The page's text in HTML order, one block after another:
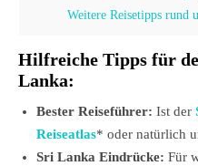
Weitere Reisetipps rund
Hilfreiche Tipps für
Lanka:
Bester Reiseführer: Ist der
Reiseatlas* oder natürlich
Sri Lanka Eindrücke: Für